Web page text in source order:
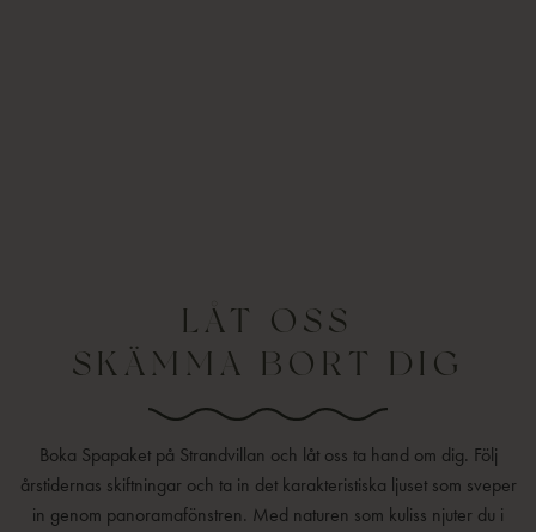
LÅT OSS
SKÄMMA BORT DIG
Boka Spapaket på Strandvillan och låt oss ta hand om dig. Följ
årstidernas skiftningar och ta in det karakteristiska ljuset som sveper
in genom panoramafönstren. Med naturen som kuliss njuter du i